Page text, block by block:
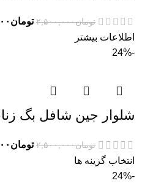
تومان۲,۵۰۰,۰۰۰ تومان
اطلاعات بیشتر
-24%
شلوار جین شافل بگ
تومان۲,۵۰۰,۰۰۰ تومان
انتخاب گزینه ها
-24%